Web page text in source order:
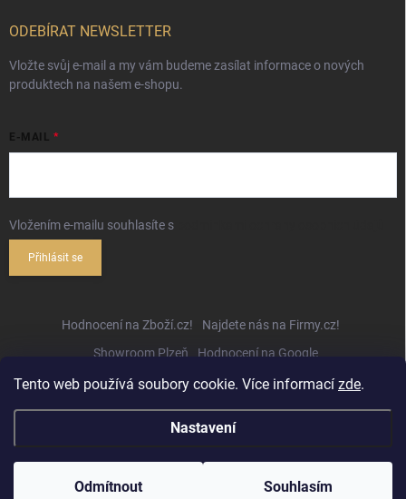
Tento web používá soubory cookie. Více informací zde.
Nastavení
Odmítnout Souhlasím
ODEBÍRAT NEWSLETTER
Vložte svůj e-mail a my vám budeme zasílat informace o nových
produktech na našem e-shopu.
E-MAIL
Vložením e-mailu souhlasíte s
Přihlásit se
Hodnocení na Zboží.cz!
Najdete nás na Firmy.cz!
Showroom Plzeň
Hodnocení na Google
Copyright 2026Hifihejhal.cz. Všechna práva vyhrazena.Upravit nastavení